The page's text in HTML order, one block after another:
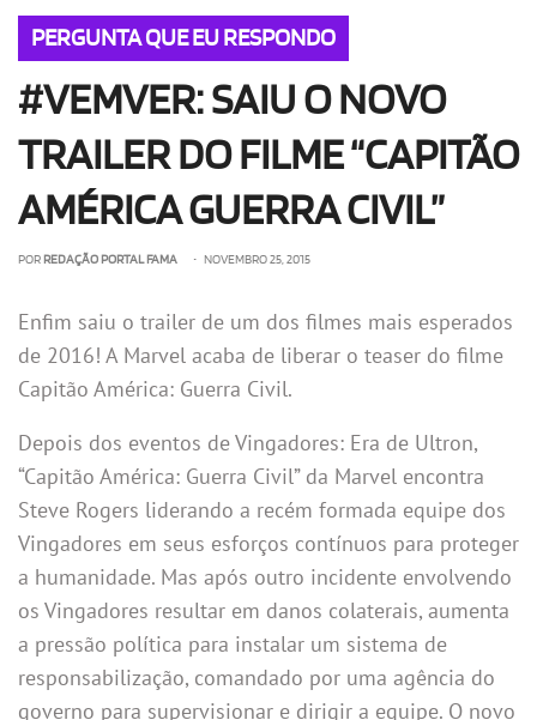
PERGUNTA QUE EU RESPONDO
#VEMVER: SAIU O NOVO
TRAILER DO FILME “CAPITÃO
AMÉRICA GUERRA CIVIL”
PORREDAÇÃO PORTAL FAMA • NOVEMBRO 25, 2015
Enfim saiu o trailer de um dos filmes mais esperados
de 2016! A Marvel acaba de liberar o teaser do filme
Capitão América: Guerra Civil.
Depois dos eventos de Vingadores: Era de Ultron,
“Capitão América: Guerra Civil” da Marvel encontra
Steve Rogers liderando a recém formada equipe dos
Vingadores em seus esforços contínuos para proteger
a humanidade. Mas após outro incidente envolvendo
os Vingadores resultar em danos colaterais, aumenta
a pressão política para instalar um sistema de
responsabilização, comandado por uma agência do
governo para supervisionar e dirigir a equipe. O novo